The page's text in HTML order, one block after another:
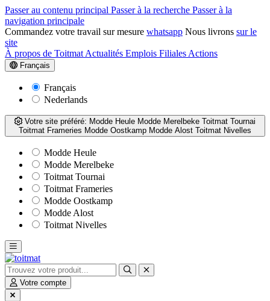
Passer au contenu principal Passer à la recherche Passer à la
navigation principale
Commandez votre travail sur mesure whatsapp Nous livrons sur le
site
À propos de Toitmat Actualités Emplois Filiales Actions
Français
Français
Nederlands
Votre site préféré: Modde Heule Modde Merelbeke Toitmat Tournai
Toitmat Frameries Modde Oostkamp Modde Alost Toitmat Nivelles
Modde Heule
Modde Merelbeke
Toitmat Tournai
Toitmat Frameries
Modde Oostkamp
Modde Alost
Toitmat Nivelles
Votre compte